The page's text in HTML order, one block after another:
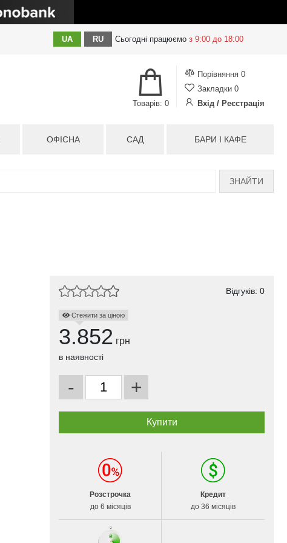
UA RU Сьогодні працюємо з 9:00 до 18:00
Порівняння 0
Закладки 0
Вхід / Реєстрація
Товарів: 0
ОФІСНА САД БАРИ І КАФЕ
ЗНАЙТИ
Відгуків: 0
Стежити за ціною
3.852 грн
в наявності
- +
Розстрочка
до 6 місяців
Кредит
до 36 місяців